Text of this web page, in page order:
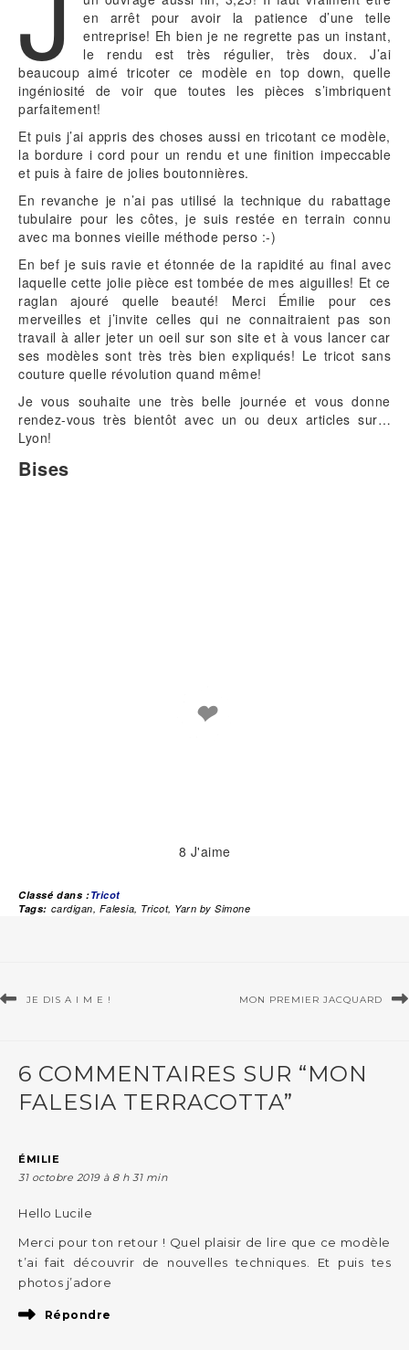
en arrêt pour avoir la patience d’une telle
entreprise! Eh bien je ne regrette pas un instant,
le rendu est très régulier, très doux. J’ai
beaucoup aimé tricoter ce modèle en top down, quelle
ingéniosité de voir que toutes les pièces s’imbriquent
parfaitement!
Et puis j’ai appris des choses aussi en tricotant ce modèle,
la bordure i cord pour un rendu et une finition impeccable
et puis à faire de jolies boutonnières.
En revanche je n’ai pas utilisé la technique du rabattage
tubulaire pour les côtes, je suis restée en terrain connu
avec ma bonnes vieille méthode perso :-)
En bef je suis ravie et étonnée de la rapidité au final avec
laquelle cette jolie pièce est tombée de mes aiguilles! Et ce
raglan ajouré quelle beauté! Merci Émilie pour ces
merveilles et j’invite celles qui ne connaitraient pas son
travail à aller jeter un oeil sur son site et à vous lancer car
ses modèles sont très très bien expliqués! Le tricot sans
couture quelle révolution quand même!
Je vous souhaite une très belle journée et vous donne
rendez-vous très bientôt avec un ou deux articles sur…
Lyon!
Bises
❤
8 J'aime
Classé dans :Tricot
Tags: cardigan, Falesia, Tricot, Yarn by Simone
JE DIS A I M E ! MON PREMIER JACQUARD
6 COMMENTAIRES SUR “MON
FALESIA TERRACOTTA”
ÉMILIE
31 octobre 2019 à 8 h 31 min
Hello Lucile
Merci pour ton retour ! Quel plaisir de lire que ce modèle
t’ai fait découvrir de nouvelles techniques. Et puis tes
photos j’adore
Répondre